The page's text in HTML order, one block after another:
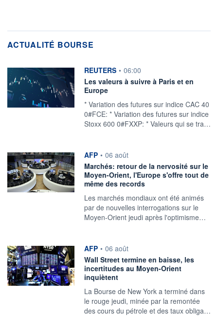
ACTUALITÉ BOURSE
information fournie par
REUTERS • 06:00
Les valeurs à suivre à Paris et en
Europe
* Variation des futures sur indice CAC 40
0#FCE: * Variation des futures sur indice
Stoxx 600 0#FXXP: * Valeurs qui se tra…
information fournie par
AFP • 06 août
Marchés: retour de la nervosité sur le
Moyen-Orient, l'Europe s'offre tout de
même des records
Les marchés mondiaux ont été animés
par de nouvelles interrogations sur le
Moyen-Orient jeudi après l'optimisme…
information fournie par
AFP • 06 août
Wall Street termine en baisse, les
incertitudes au Moyen-Orient
inquiètent
La Bourse de New York a terminé dans
le rouge jeudi, minée par la remontée
des cours du pétrole et des taux obliga…